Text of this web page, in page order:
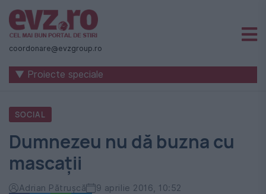
Știri
naționale
internaționale
România
-
Evenimentul
Zilei
coordonare@evzgroup.ro
▼ Proiecte speciale
SOCIAL
Dumnezeu nu dă buzna cu
mascații
Adrian Pătrușcă 9 aprilie 2016, 10:52